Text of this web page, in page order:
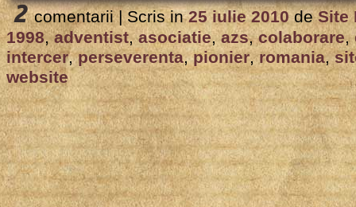
2 comentarii |Scris in 25 iulie 2010 de Site
1998,adventist,asociatie,azs,colaborare,
intercer,perseverenta,pionier,romania,
website